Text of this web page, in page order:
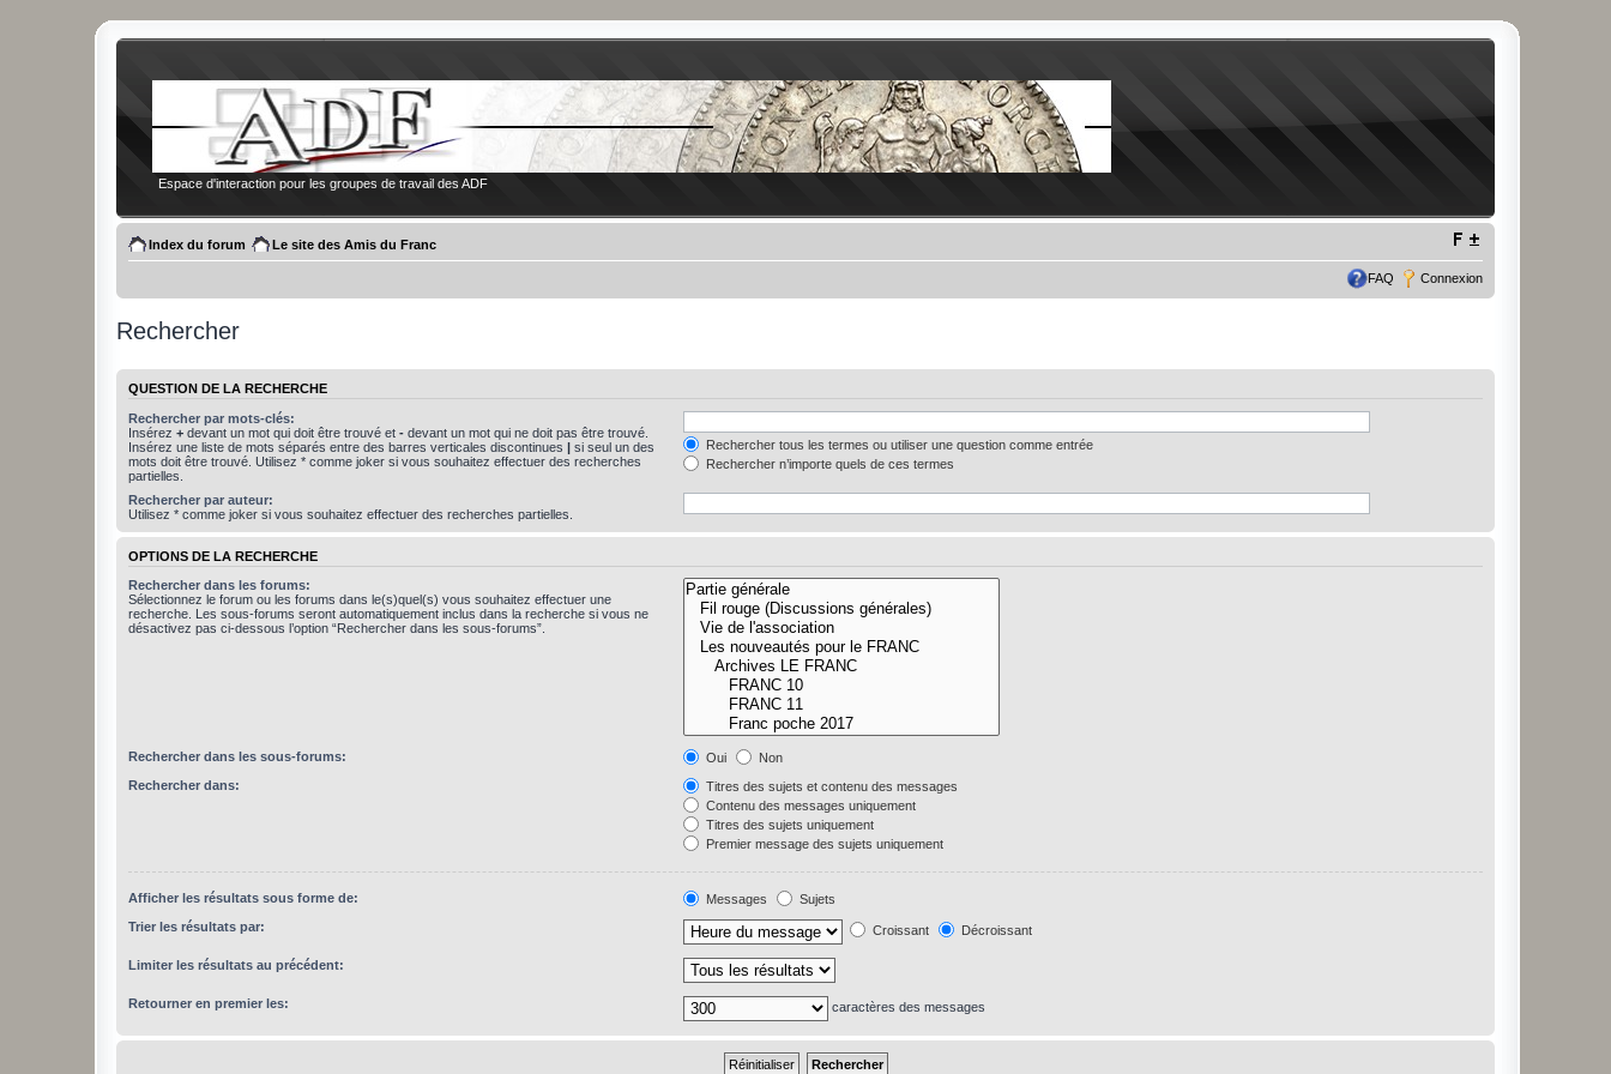
Espace d'interaction pour les groupes de travail des ADF
Index du forum Le site des Amis du Franc
FAQ Connexion
Rechercher
QUESTION DE LA RECHERCHE
Rechercher par mots-clés:
Insérez + devant un mot qui doit être trouvé et - devant un mot qui ne doit pas être trouvé.
Insérez une liste de mots séparés entre des barres verticales discontinues | si seul un des
mots doit être trouvé. Utilisez * comme joker si vous souhaitez effectuer des recherches
partielles.
Rechercher tous les termes ou utiliser une question comme entrée
Rechercher n’importe quels de ces termes
Rechercher par auteur:
Utilisez * comme joker si vous souhaitez effectuer des recherches partielles.
OPTIONS DE LA RECHERCHE
Rechercher dans les forums:
Sélectionnez le forum ou les forums dans le(s)quel(s) vous souhaitez effectuer une
recherche. Les sous-forums seront automatiquement inclus dans la recherche si vous ne
désactivez pas ci-dessous l’option “Rechercher dans les sous-forums”.
Rechercher dans les sous-forums: Oui
Non
Rechercher dans:
Titres des sujets et contenu des messages
Contenu des messages uniquement
Titres des sujets uniquement
Premier message des sujets uniquement
Afficher les résultats sous forme de: Messages
Sujets
Trier les résultats par:
Croissant Décroissant
Limiter les résultats au précédent:
Retourner en premier les: caractères des messages